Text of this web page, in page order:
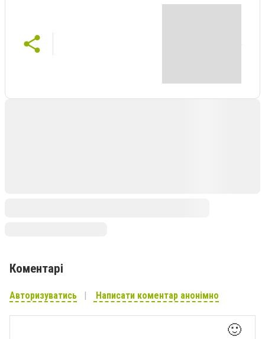
Коментарі
Авторизуватись Написати коментар анонімно
🙂